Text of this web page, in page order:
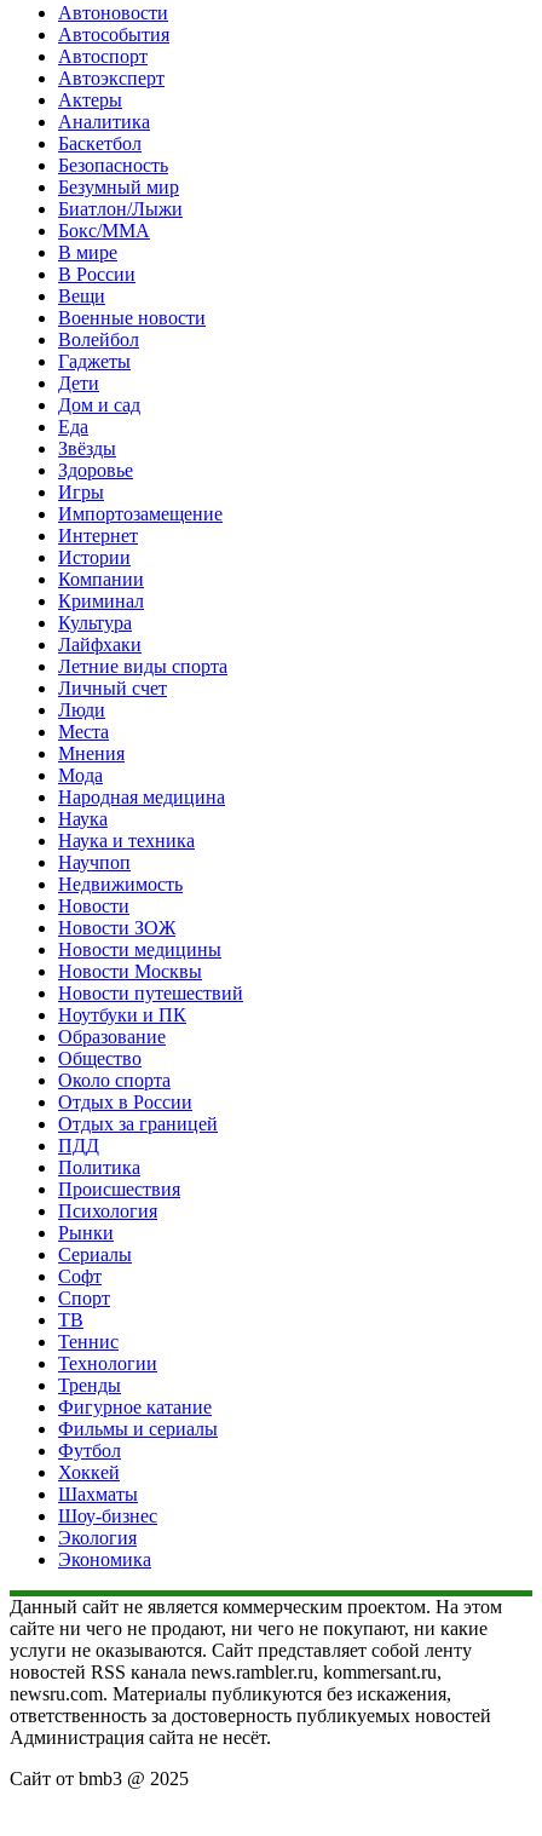
Автоновости
Автособытия
Автоспорт
Автоэксперт
Актеры
Аналитика
Баскетбол
Безопасность
Безумный мир
Биатлон/Лыжи
Бокс/MMA
В мире
В России
Вещи
Военные новости
Волейбол
Гаджеты
Дети
Дом и сад
Еда
Звёзды
Здоровье
Игры
Импортозамещение
Интернет
Истории
Компании
Криминал
Культура
Лайфхаки
Летние виды спорта
Личный счет
Люди
Места
Мнения
Мода
Народная медицина
Наука
Наука и техника
Научпоп
Недвижимость
Новости
Новости ЗОЖ
Новости медицины
Новости Москвы
Новости путешествий
Ноутбуки и ПК
Образование
Общество
Около спорта
Отдых в России
Отдых за границей
ПДД
Политика
Происшествия
Психология
Рынки
Сериалы
Софт
Спорт
ТВ
Теннис
Технологии
Тренды
Фигурное катание
Фильмы и сериалы
Футбол
Хоккей
Шахматы
Шоу-бизнес
Экология
Экономика
Данный сайт не является коммерческим проектом. На этом
сайте ни чего не продают, ни чего не покупают, ни какие
услуги не оказываются. Сайт представляет собой ленту
новостей RSS канала news.rambler.ru, kommersant.ru,
newsru.com. Материалы публикуются без искажения,
ответственность за достоверность публикуемых новостей
Администрация сайта не несёт.
Сайт от bmb3 @ 2025